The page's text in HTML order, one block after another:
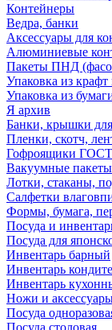
Контейнеры
Ведра, банки
Аксессуары для
Алюминиевые
Пакеты ПНД
Упаковка из
Упаковка из
Я архив
Банки, крышки
Пленки, скотч,
Гофроящики ГОСТ
Вакуумные пакеты
Лотки, стаканы,
Салфетки
Формы, бумага,
Посуда и
Посуда для
Инвентарь барный
Инвентарь
Инвентарь
Ножи и
Посуда
Посуда столовая